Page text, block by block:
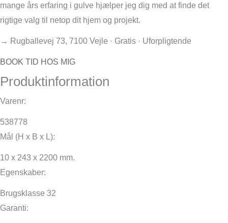
mange års erfaring i gulve hjælper jeg dig med at finde det
rigtige valg til netop dit hjem og projekt.
→ Rugballevej 73, 7100 Vejle · Gratis · Uforpligtende
BOOK TID HOS MIG
Produktinformation
Varenr:
538778
Mål (H x B x L):
10 x 243 x 2200 mm.
Egenskaber:
Brugsklasse 32
Garanti: